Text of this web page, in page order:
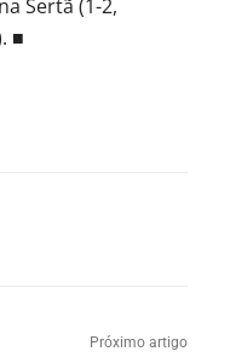
Sertã (1-2,
■
Próximo artigo